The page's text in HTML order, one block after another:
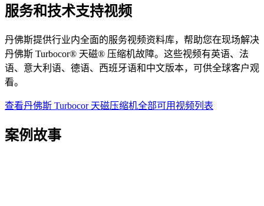
服务和技术支持视频
丹佛斯提供行业内全面的服务视频资料库，帮助您在现场解决
丹佛斯 Turbocor® 天磁® 压缩机故障。这些视频有英语、法
语、意大利语、德语、西班牙语和中文版本，可供全球客户观
看。
查看丹佛斯 Turbocor 天磁压缩机全部可用视频列表
案例故事